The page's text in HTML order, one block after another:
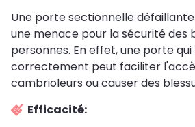
Une porte sectionnelle
une menace pour la sécurité des
personnes. En effet, une porte
correctement peut faciliter
cambrioleurs ou causer des
Efficacité: